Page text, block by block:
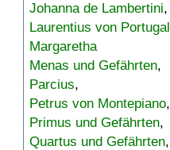
Johanna de Lambertini,
Laurentius von Portugal
Margaretha
Menas und Gefährten,
Parcius,
Petrus von Montepiano,
Primus und Gefährten,
Quartus und Gefährten,